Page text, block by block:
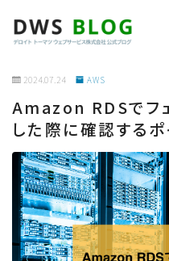
ホーム
AWS
プログラミング
ビジネス
2024.07.24 AWS
Amazon RDSでフ
した際に確認するポ